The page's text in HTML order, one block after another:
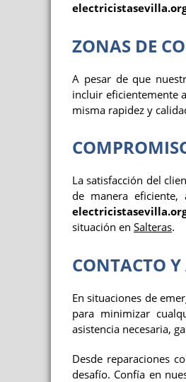
ZONAS DE
A pesar de que
incluir eficientemente
misma rapidez y
La satisfacción del
de manera eficiente,
situación en Salteras.
CONTACTO
En situaciones de
para minimizar
asistencia necesaria,
Desde reparaciones
desafío. Confía en